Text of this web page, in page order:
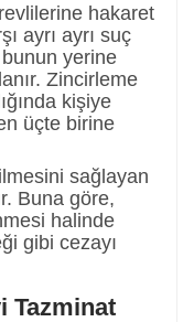
hakaret
ayrı ayrı suç
yerine
Zincirleme
kişiye
üçte birine
sağlayan
Buna göre,
halinde
gibi cezayı
Tazminat